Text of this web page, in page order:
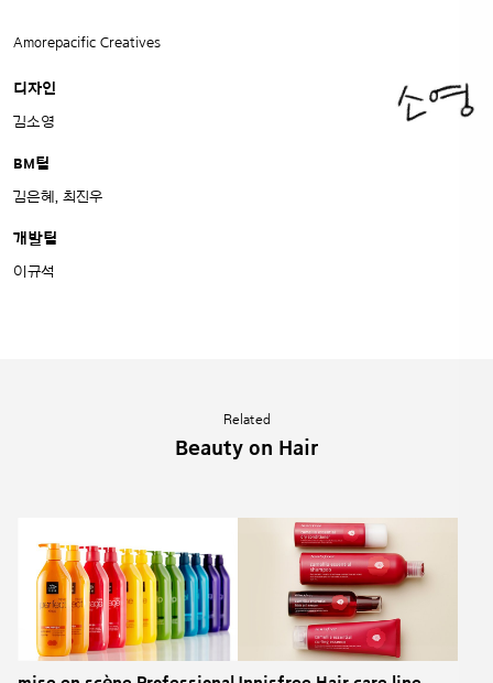
Amorepacific Creatives
디자인
김소영
BM팀
김은혜, 최진우
개발팀
이규석
Related
Beauty on Hair